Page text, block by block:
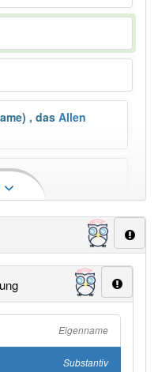
, das Allen
Eigenname
Substantiv